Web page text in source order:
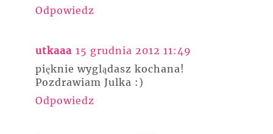
Odpowiedz
utkaaa 15 grudnia 2012 11:49
pięknie wyglądasz kochana!
Pozdrawiam Julka :)
Odpowiedz